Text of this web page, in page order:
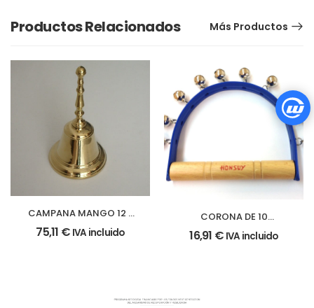
Productos Relacionados Más Productos
CAMPANA MANGO 12 x
19 cm.
75,11 € IVA incluido
CORONA DE 10
CASCABELES
16,91 € IVA incluido